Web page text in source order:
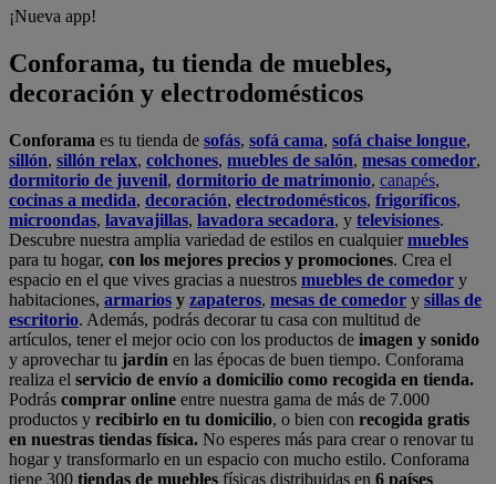
¡Nueva app!
Conforama, tu tienda de muebles,
decoración y electrodomésticos
Conforama es tu tienda de sofás, sofá cama, sofá chaise longue,
sillón, sillón relax, colchones, muebles de salón, mesas comedor,
dormitorio de juvenil, dormitorio de matrimonio, canapés,
cocinas a medida, decoración, electrodomésticos, frigoríficos,
microondas, lavavajillas, lavadora secadora, y televisiones.
Descubre nuestra amplia variedad de estilos en cualquiermuebles
para tu hogar, con los mejores precios y promociones. Crea el
espacio en el que vives gracias a nuestros muebles de comedor y
habitaciones, armarios y zapateros, mesas de comedor y sillas de
escritorio. Además, podrás decorar tu casa con multitud de
artículos, tener el mejor ocio con los productos de imagen y sonido
y aprovechar tu jardín en las épocas de buen tiempo. Conforama
realiza el servicio de envío a domicilio como recogida en tienda.
Podrás comprar online entre nuestra gama de más de 7.000
productos y recibirlo en tu domicilio, o bien con recogida gratis
en nuestras tiendas física. No esperes más para crear o renovar tu
hogar y transformarlo en un espacio con mucho estilo. Conforama
tiene 300 tiendas de muebles físicas distribuidas en 6 países